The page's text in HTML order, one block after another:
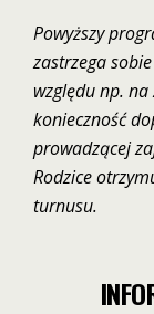
Powyższy
zastrzega
względu np.
konieczność
prowadzącej
Rodzice
turnusu.